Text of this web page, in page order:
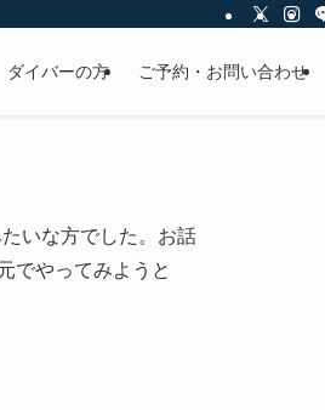
ダイバーの方 ご予約・お問い合わせ
いな方でした。お話
でやってみようと